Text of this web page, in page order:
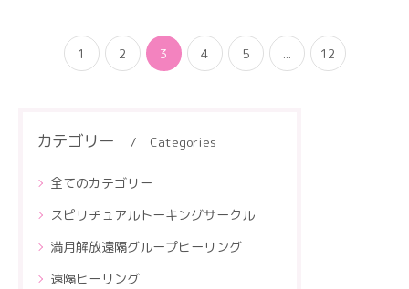
1 2 3 4 5 ... 12
カテゴリー Categories
全てのカテゴリー
スピリチュアルトーキングサークル
満月解放遠隔グループヒーリング
遠隔ヒーリング